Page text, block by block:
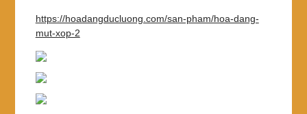
https://hoadangducluong.com/san-pham/hoa-dang-
mut-xop-2